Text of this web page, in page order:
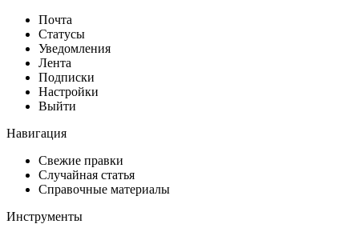
Почта
Статусы
Уведомления
Лента
Подписки
Настройки
Выйти
Навигация
Свежие правки
Случайная статья
Справочные материалы
Инструменты